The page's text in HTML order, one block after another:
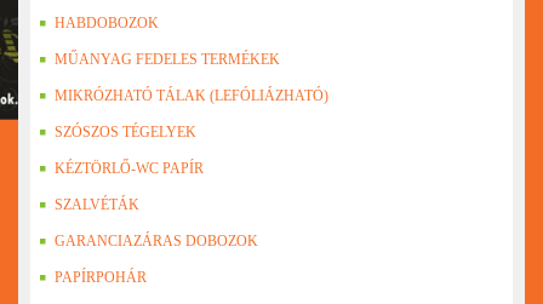
HABDOBOZOK
MŰANYAG FEDELES TERMÉKEK
MIKRÓZHATÓ TÁLAK (LEFÓLIÁZHATÓ)
SZÓSZOS TÉGELYEK
KÉZTÖRLŐ-WC PAPÍR
SZALVÉTÁK
GARANCIAZÁRAS DOBOZOK
PAPÍRPOHÁR